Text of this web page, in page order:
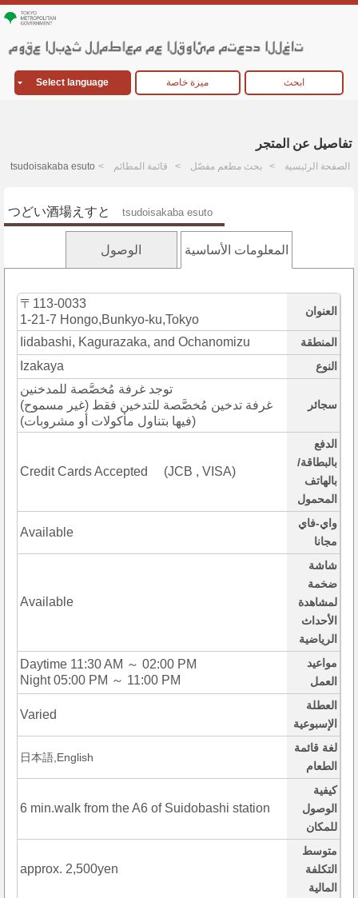
Select language ميزة خاصة ابحث
تفاصيل عن المتجر
الصفحة الرئيسية بحث مطعم مفصّل قائمة المطائم tsudoisakaba esuto
つどい酒場えすと tsudoisakaba esuto
المعلومات الأساسية الوصول
العنوان
〒113-0033
1-21-7 Hongo,Bunkyo-ku,Tokyo
المنطقة Iidabashi, Kagurazaka, and Ochanomizu
النوع Izakaya
سجائر
توجد غرفة مُخصَّصة للمدخنين
(غرفة تدخين مُخصَّصة للتدخين فقط (غير مسموح
فيها بتناول مأكولات أو مشروبات))
الدفع
بالبطاقة/
بالهاتف
المحمول
Credit Cards Accepted (JCB , VISA)
واي-فاي
مجانا
Available
شاشة
ضخمة
لمشاهدة
الأحداث
الرياضية
Available
مواعيد
العمل
Daytime 11:30 AM ～ 02:00 PM
Night 05:00 PM ～ 11:00 PM
العطلة
الإسبوعية
Varied
لغة قائمة
الطعام
日本語,English
كيفية
الوصول
للمكان
6 min.walk from the A6 of Suidobashi station
متوسط
التكلفة
المالية
approx. 2,500yen